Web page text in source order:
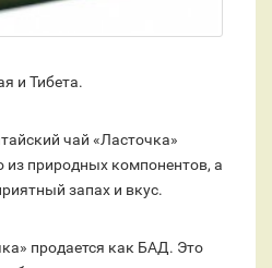
и Тибета.
чай «Ласточка»
из природных компонентов, а
запах и вкус.
продается как БАД. Это